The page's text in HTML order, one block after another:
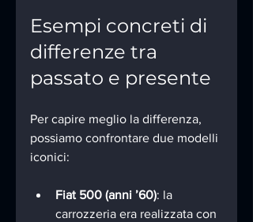
Esempi concreti di
differenze tra
passato e presente
Per capire meglio la differenza,
possiamo confrontare due modelli
iconici:
Fiat 500 (anni ’60): la
carrozzeria era realizzata con